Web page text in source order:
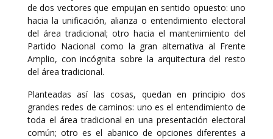
de dos vectores que empujan en sentido opuesto: uno
hacia la unificación, alianza o entendimiento electoral
del área tradicional; otro hacia el mantenimiento del
Partido Nacional como la gran alternativa al Frente
Amplio, con incógnita sobre la arquitectura del resto
del área tradicional.
Planteadas así las cosas, quedan en principio dos
grandes redes de caminos: uno es el entendimiento de
toda el área tradicional en una presentación electoral
común; otro es el abanico de opciones diferentes a